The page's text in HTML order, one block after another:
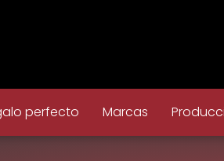
perfecto Marcas